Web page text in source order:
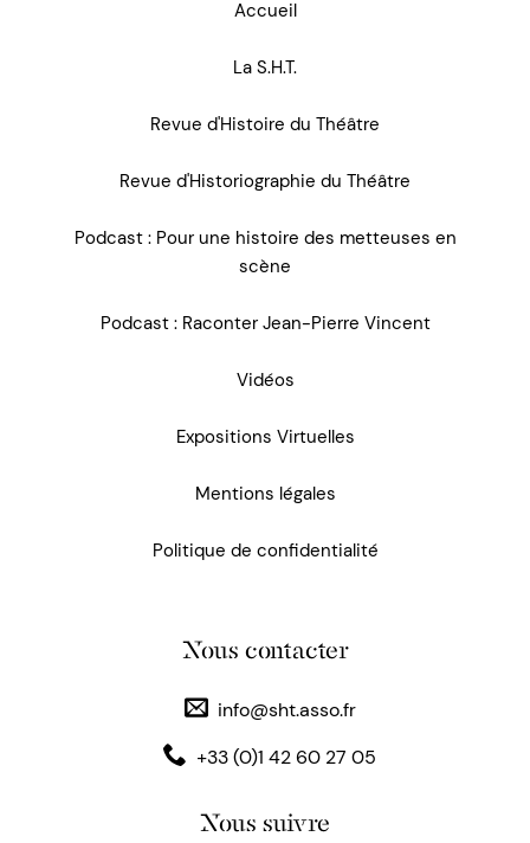
Accueil
La S.H.T.
Revue d'Histoire du Théâtre
Revue d'Historiographie du Théâtre
Podcast : Pour une histoire des metteuses en
scène
Podcast : Raconter Jean-Pierre Vincent
Vidéos
Expositions Virtuelles
Mentions légales
Politique de confidentialité
Nous contacter
info@sht.asso.fr
+33 (0)1 42 60 27 05
Nous suivre